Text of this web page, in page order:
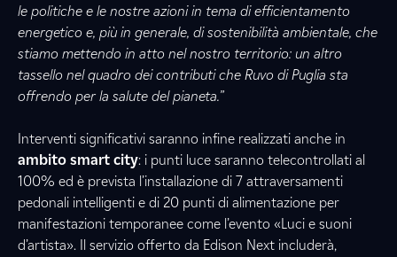
le politiche e le nostre azioni in tema di efficientamento
energetico e, più in generale, di sostenibilità ambientale, che
stiamo mettendo in atto nel nostro territorio: un altro
tassello nel quadro dei contributi che Ruvo di Puglia sta
offrendo per la salute del pianeta.”
Interventi significativi saranno infine realizzati anche in
ambito smart city: i punti luce saranno telecontrollati al
100% ed è prevista l’installazione di 7 attraversamenti
pedonali intelligenti e di 20 punti di alimentazione per
manifestazioni temporanee come l’evento «Luci e suoni
d’artista». Il servizio offerto da Edison Next includerà,